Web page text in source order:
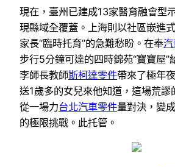
現在，臺州已建成13家醫育融會型
現縣域全覆蓋。上海則以社區嵌進
家長“臨時托育”的急難愁盼。在奉
步行5分鐘可達的四時錦苑“寶寶屋”
李師長教師斯柯達零件帶來了極年
送1歲多的女兒來他知道，這場荒謬
從一場力台北汽車零件量對決，變
的極限挑戰。此托管。